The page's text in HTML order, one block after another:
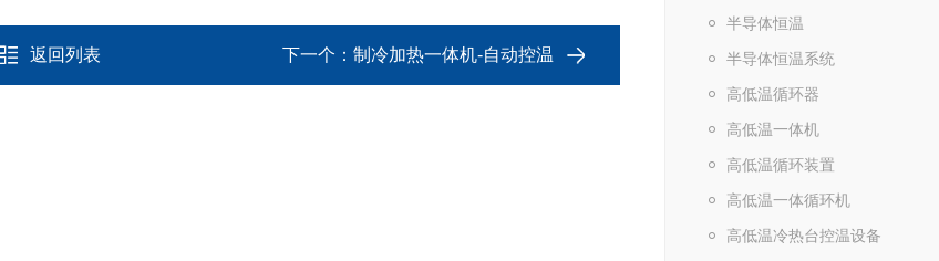
半导体恒温
半导体恒温系统
高低温循环器
高低温一体机
高低温循环装置
高低温一体循环机
高低温冷热台控温设备
返回列表 下一个： 制冷加热一体机-自动控温